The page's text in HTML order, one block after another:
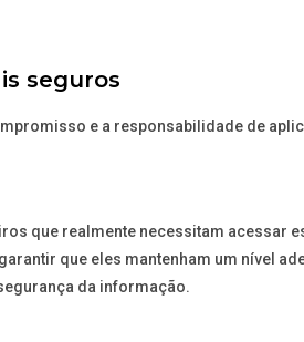
seguros
e a responsabilidade de
que realmente necessitam acessar
que eles mantenham um nível
da informação.